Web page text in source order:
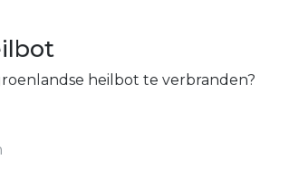
heilbot te verbranden?